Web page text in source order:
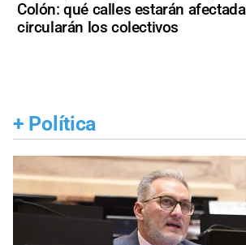
Colón: qué calles estarán
circularán los colectivos
+ Política